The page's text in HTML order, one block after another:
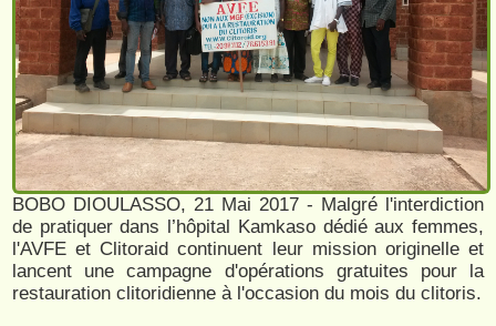
BOBO DIOULASSO, 21 Mai 2017 - Malgré l'interdiction
de pratiquer dans l’hôpital Kamkaso dédié aux femmes,
l'AVFE et Clitoraid continuent leur mission originelle et
lancent une campagne d'opérations gratuites pour la
restauration clitoridienne à l'occasion du mois du clitoris.